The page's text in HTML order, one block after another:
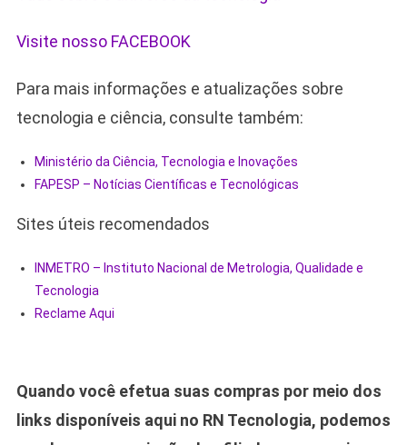
Visite nosso FACEBOOK
Para mais informações e atualizações sobre
tecnologia e ciência, consulte também:
Ministério da Ciência, Tecnologia e Inovações
FAPESP – Notícias Científicas e Tecnológicas
Sites úteis recomendados
INMETRO – Instituto Nacional de Metrologia, Qualidade e
Tecnologia
Reclame Aqui
Quando você efetua suas compras por meio dos
links disponíveis aqui no RN Tecnologia, podemos